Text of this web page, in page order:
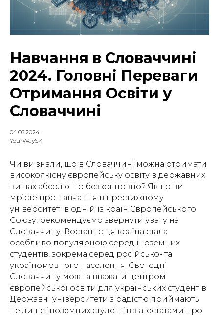
Навчання в Словаччині
2024. Головні Переваги
Отримання Освіти у
Словаччині
04.05.2024
YourWaySK
Чи ви знали, що в Словаччині можна отримати
високоякісну європейську освіту в державних
вишах абсолютно безкоштовно? Якщо ви
мрієте про навчання в престижному
університеті в одній із країн Європейського
Союзу, рекомендуємо звернути увагу на
Словаччину. Востаннє ця країна стала
особливо популярною серед іноземних
студентів, зокрема серед російсько- та
україномовного населення. Сьогодні
Словаччину можна вважати центром
європейської освіти для українських студентів.
Державні університети з радістю приймають
не лише іноземних студентів з атестатами про